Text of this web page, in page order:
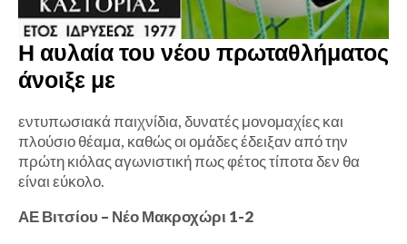
Η αυλαία του νέου πρωταθλήματος
άνοιξε με
εντυπωσιακά παιχνίδια, δυνατές μονομαχίες και
πλούσιο θέαμα, καθώς οι ομάδες έδειξαν από την
πρώτη κιόλας αγωνιστική πως φέτος τίποτα δεν θα
είναι εύκολο.
ΑΕ Βιτσίου – Νέο Μακροχώρι 1-2